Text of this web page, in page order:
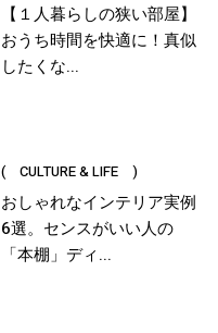
【１人暮らしの狭い部屋】
おうち時間を快適に！真似
したくな...
( CULTURE & LIFE )
おしゃれなインテリア実例
6選。センスがいい人の
「本棚」ディ...